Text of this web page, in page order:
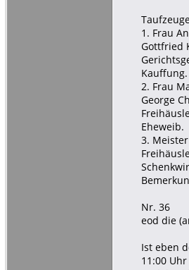
1. Frau
Gottfried
Kauffung.
2. Frau
George
Eheweib.
3.
Nr. 36
eod die
Ist eben
11:00